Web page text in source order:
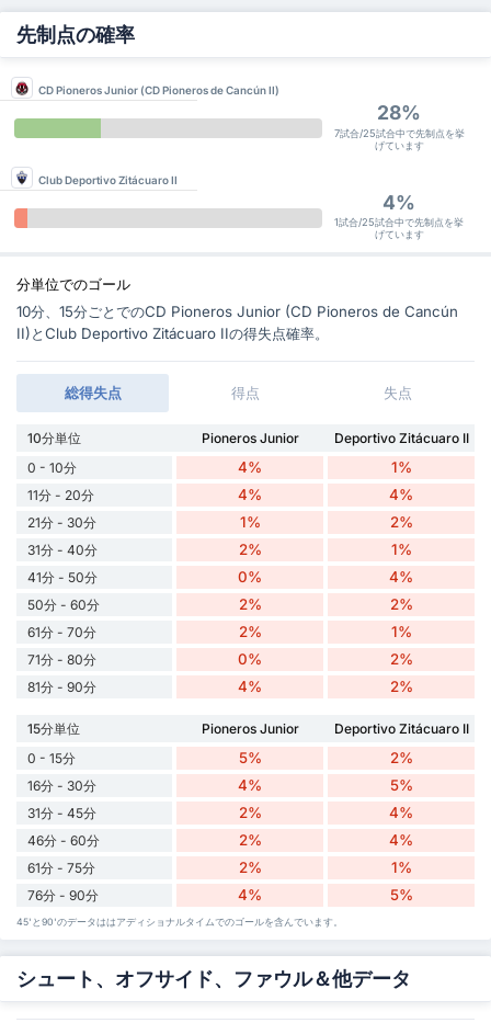
先制点の確率
CD Pioneros Junior (CD Pioneros de Cancún II)
28%
7試合/25試合中で先制点を挙
げています
Club Deportivo Zitácuaro II
4%
1試合/25試合中で先制点を挙
げています
分単位でのゴール
10分、15分ごとでのCD Pioneros Junior (CD Pioneros de Cancún
II)とClub Deportivo Zitácuaro IIの得失点確率。
総得失点 得点 失点
10分単位 Pioneros Junior
Deportivo Zitácuaro II
0 - 10分
4% 1%
11分 - 20分 4% 4%
21分 - 30分 1% 2%
31分 - 40分 2% 1%
41分 - 50分 0% 4%
50分 - 60分 2% 2%
61分 - 70分 2% 1%
71分 - 80分 0% 2%
81分 - 90分 4% 2%
15分単位 Pioneros Junior
Deportivo Zitácuaro II
0 - 15分
5% 2%
16分 - 30分 4% 5%
31分 - 45分 2% 4%
46分 - 60分 2% 4%
61分 - 75分 2% 1%
76分 - 90分 4% 5%
45'と90'のデータははアディショナルタイムでのゴールを含んでいます。
シュート、オフサイド、ファウル＆他データ